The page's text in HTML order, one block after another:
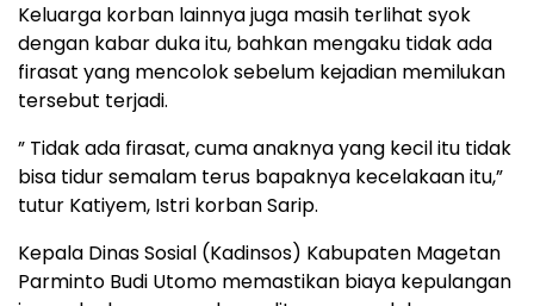
Keluarga korban lainnya juga masih terlihat syok
dengan kabar duka itu, bahkan mengaku tidak ada
firasat yang mencolok sebelum kejadian memilukan
tersebut terjadi.
” Tidak ada firasat, cuma anaknya yang kecil itu tidak
bisa tidur semalam terus bapaknya kecelakaan itu,”
tutur Katiyem, Istri korban Sarip.
Kepala Dinas Sosial (Kadinsos) Kabupaten Magetan
Parminto Budi Utomo memastikan biaya kepulangan